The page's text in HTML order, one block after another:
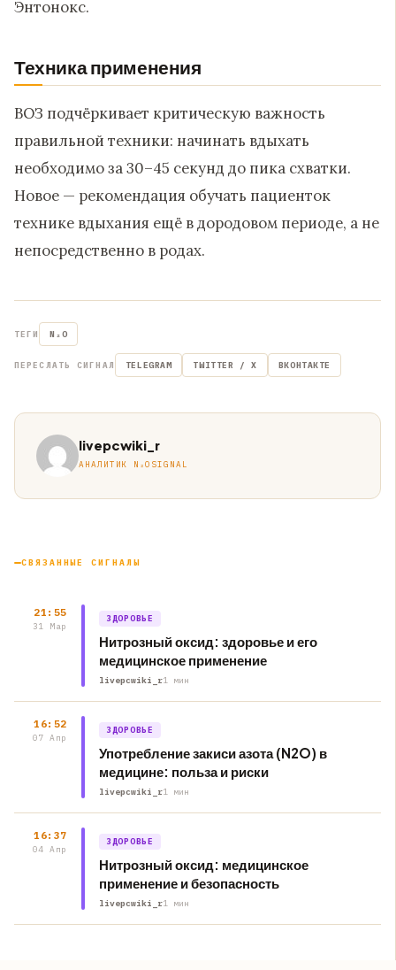
Энтонокс.
Техника применения
ВОЗ подчёркивает критическую важность
правильной техники: начинать вдыхать
необходимо за 30–45 секунд до пика схватки.
Новое — рекомендация обучать пациенток
технике вдыхания ещё в дородовом периоде, а не
непосредственно в родах.
ТЕГИ N₂O
ПЕРЕСЛАТЬ СИГНАЛ TELEGRAM TWITTER / X ВКОНТАКТЕ
livepcwiki_r
АНАЛИТИК N₂OSIGNAL
СВЯЗАННЫЕ СИГНАЛЫ
21:55
31 Мар
ЗДОРОВЬЕ
Нитрозный оксид: здоровье и его
медицинское применение
livepcwiki_r1 мин
16:52
07 Апр
ЗДОРОВЬЕ
Употребление закиси азота (N2O) в
медицине: польза и риски
livepcwiki_r1 мин
16:37
04 Апр
ЗДОРОВЬЕ
Нитрозный оксид: медицинское
применение и безопасность
livepcwiki_r1 мин